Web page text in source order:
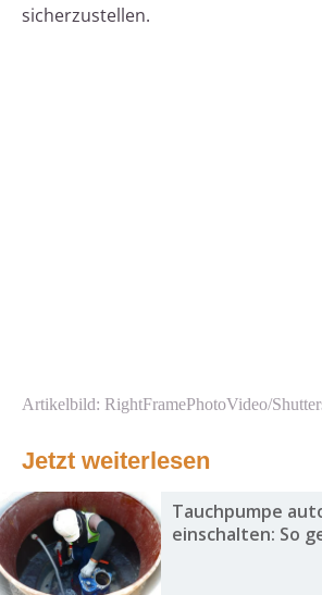
sicherzustellen.
Artikelbild: RightFramePhotoVideo/
Jetzt weiterlesen
Tauchpumpe
einschalten: So